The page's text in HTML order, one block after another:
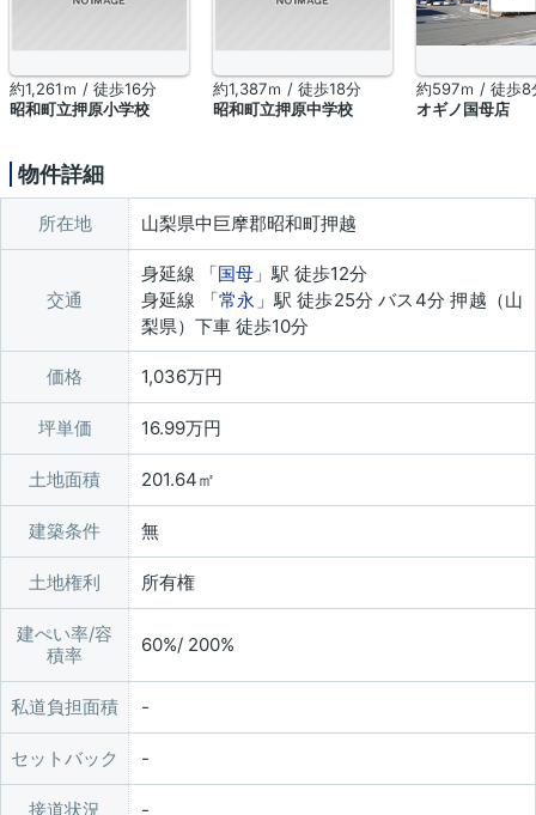
約1,261ｍ / 徒歩16分
昭和町立押原小学校
約1,387ｍ / 徒歩18分
昭和町立押原中学校
約597ｍ / 徒歩8
オギノ国母店
物件詳細
所在地 山梨県中巨摩郡昭和町押越
交通
身延線 「国母 」駅 徒歩12分
身延線 「常永 」駅 徒歩25分 バス4分 押越（山
梨県）下車 徒歩10分
価格 1,036万円
坪単価 16.99万円
土地面積 201.64㎡
建築条件 無
土地権利 所有権
建ぺい率/容
積率
60%/ 200%
私道負担面積
セットバック
接道状況